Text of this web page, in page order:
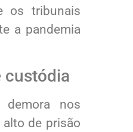
os tribunais
a pandemia
custódia
nos
de prisão